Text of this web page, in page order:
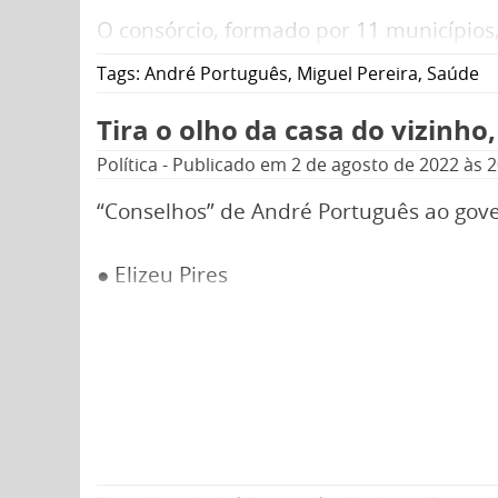
O consórcio, formado por 11
Miguel Pereira, André Português, por
federal Lei 11107 de 2005, que diz
vez para um mandato de dois anos, o
quatro anos.
Tags: André Português, Miguel Pereira, Saúde
Tira o olho da casa do
Política - Publicado em 2 de agosto de 2022às
“Conselhos” de André Português ao
● Elizeu Pires